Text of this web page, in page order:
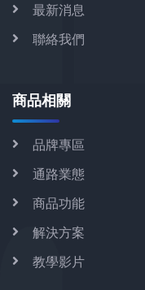
最新消息
聯絡我們
商品相關
品牌專區
通路業態
商品功能
解決方案
教學影片